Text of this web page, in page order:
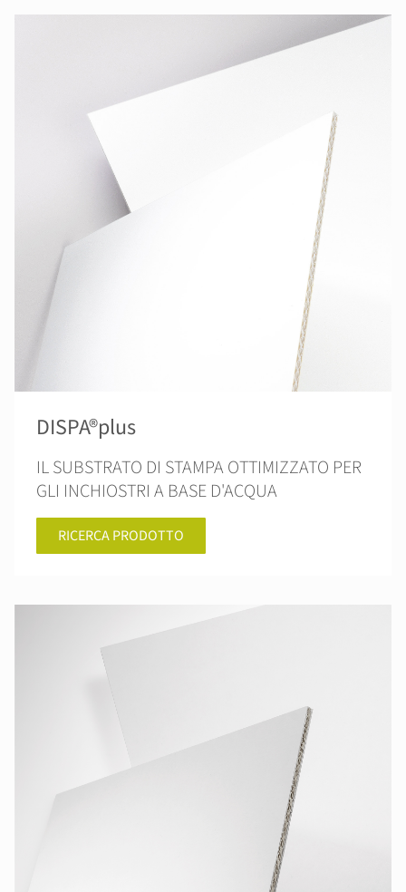
DISPA®plus
IL SUBSTRATO DI STAMPA OTTIMIZZATO PER
GLI INCHIOSTRI A BASE D'ACQUA
RICERCA PRODOTTO